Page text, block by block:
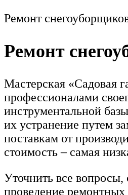
Ремонт
Ремонт
Мастерская «Садовая
профессионалами
инструментальной
их устранение путем
поставкам от
стоимость – самая
Уточнить все вопросы,
проведение